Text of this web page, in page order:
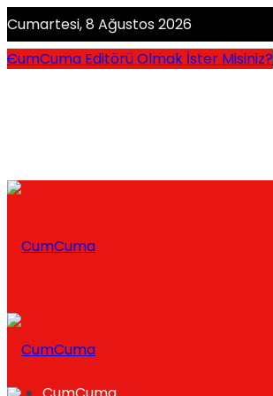
Cumartesi, 8 Ağustos 2026
CumCuma Editörü Olmak İster Misiniz?